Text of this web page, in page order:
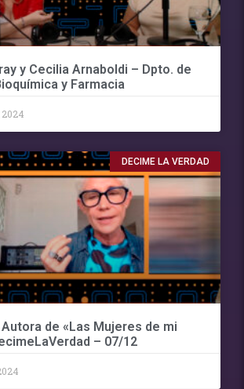
y Cecilia Arnaboldi – Dpto. de
y Farmacia
DECIME LA VERDAD
de «Las Mujeres de mi
– 07/12